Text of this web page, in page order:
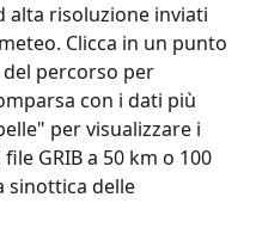
alta risoluzione inviati
Clicca in un punto
percorso per
con i dati più
per visualizzare i
GRIB a 50 km o 100
sinottica delle